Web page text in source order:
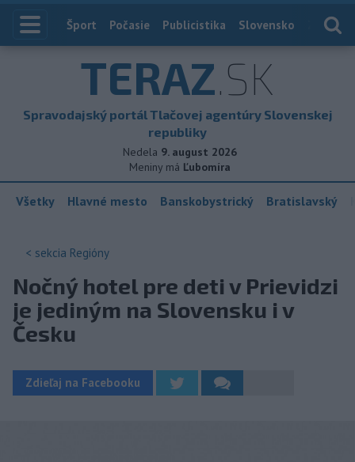
Index
Šport Počasie Publicistika Slovensko
TERAZ.SK
Spravodajský portál Tlačovej agentúry Slovenskej
republiky
Nedela 9. august 2026
Meniny má Ľubomíra
Všetky Hlavné mesto Banskobystrický Bratislavský
< sekcia Regióny
Nočný hotel pre deti v Prievidzi
je jediným na Slovensku i v
Česku
Zdieľaj na Facebooku